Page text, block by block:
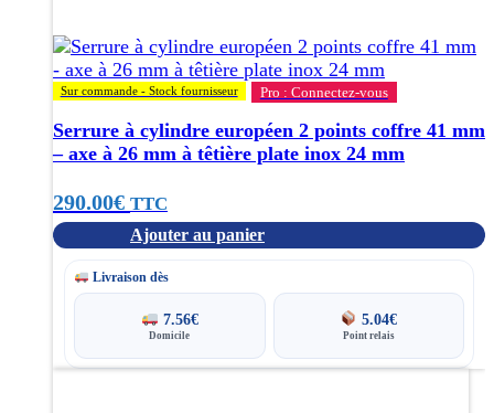
Sur commande - Stock fournisseur Pro : Connectez-vous
Serrure à cylindre européen 2 points coffre 41 mm
– axe à 26 mm à têtière plate inox 24 mm
290.00€ TTC
Ajouter au panier
Livraison dès
7.56€
Domicile
5.04€
Point relais